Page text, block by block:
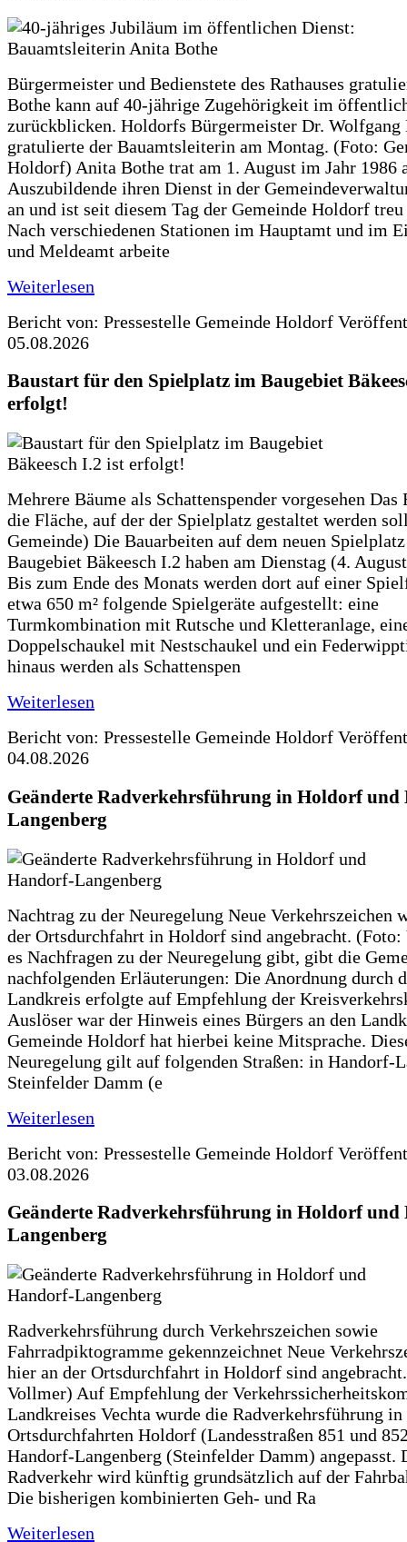
Bürgermeister und Bedienstete des Rathauses
Bothe kann auf 40-jährige Zugehörigkeit im
zurückblicken. Holdorfs Bürgermeister Dr. Wolfgang
gratulierte der Bauamtsleiterin am Montag. (Foto:
Holdorf) Anita Bothe trat am 1. August im Jahr 1986
Auszubildende ihren Dienst in der
an und ist seit diesem Tag der Gemeinde Holdorf
Nach verschiedenen Stationen im Hauptamt und im
und Meldeamt arbeite
Weiterlesen
Bericht von: Pressestelle Gemeinde Holdorf
05.08.2026
Baustart für den Spielplatz im Baugebiet
erfolgt!
Mehrere Bäume als Schattenspender vorgesehen Das
die Fläche, auf der der Spielplatz gestaltet werden
Gemeinde) Die Bauarbeiten auf dem neuen
Baugebiet Bäkeesch I.2 haben am Dienstag (4.
Bis zum Ende des Monats werden dort auf einer
etwa 650 m² folgende Spielgeräte aufgestellt: eine
Turmkombination mit Rutsche und Kletteranlage,
Doppelschaukel mit Nestschaukel und ein
hinaus werden als Schattenspen
Weiterlesen
Bericht von: Pressestelle Gemeinde Holdorf
04.08.2026
Geänderte Radverkehrsführung in Holdorf
Langenberg
Nachtrag zu der Neuregelung Neue Verkehrszeichen
der Ortsdurchfahrt in Holdorf sind angebracht.
es Nachfragen zu der Neuregelung gibt, gibt die
nachfolgenden Erläuterungen: Die Anordnung durch
Landkreis erfolgte auf Empfehlung der
Auslöser war der Hinweis eines Bürgers an den
Gemeinde Holdorf hat hierbei keine Mitsprache.
Neuregelung gilt auf folgenden Straßen: in Handorf-
Steinfelder Damm (e
Weiterlesen
Bericht von: Pressestelle Gemeinde Holdorf
03.08.2026
Geänderte Radverkehrsführung in Holdorf
Langenberg
Radverkehrsführung durch Verkehrszeichen sowie
Fahrradpiktogramme gekennzeichnet Neue
hier an der Ortsdurchfahrt in Holdorf sind
Vollmer) Auf Empfehlung der
Landkreises Vechta wurde die Radverkehrsführung in
Ortsdurchfahrten Holdorf (Landesstraßen 851 und
Handorf-Langenberg (Steinfelder Damm) angepasst.
Radverkehr wird künftig grundsätzlich auf der
Die bisherigen kombinierten Geh- und Ra
Weiterlesen